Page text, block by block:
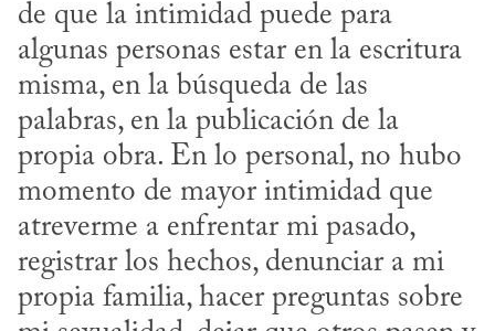
de que la intimidad puede para
algunas personas estar en la escritura
misma, en la búsqueda de las
palabras, en la publicación de la
propia obra. En lo personal, no hubo
momento de mayor intimidad que
atreverme a enfrentar mi pasado,
registrar los hechos, denunciar a mi
propia familia, hacer preguntas sobre